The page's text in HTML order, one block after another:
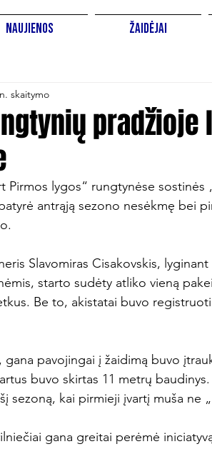
Naujienos Žaidėjai
pradžioje
skaitymo
lygos“ rungtynėse sostinės
antrąją sezono nesėkmę bei
Slavomiras Cisakovskis,
starto sudėty atliko vieną
Be to, akistatai buvo
pavojingai į žaidimą buvo
buvo skirtas 11 metrų
sezoną, kai pirmieji įvartį muša ne
gana greitai perėmė